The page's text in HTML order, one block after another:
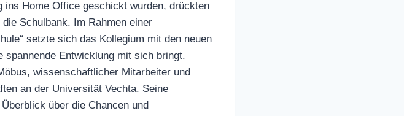
ins Home Office geschickt wurden, drückten
Schulbank. Im Rahmen einer
setzte sich das Kollegium mit den neuen
spannende Entwicklung mit sich bringt.
wissenschaftlicher Mitarbeiter und
an der Universität Vechta. Seine
über die Chancen und